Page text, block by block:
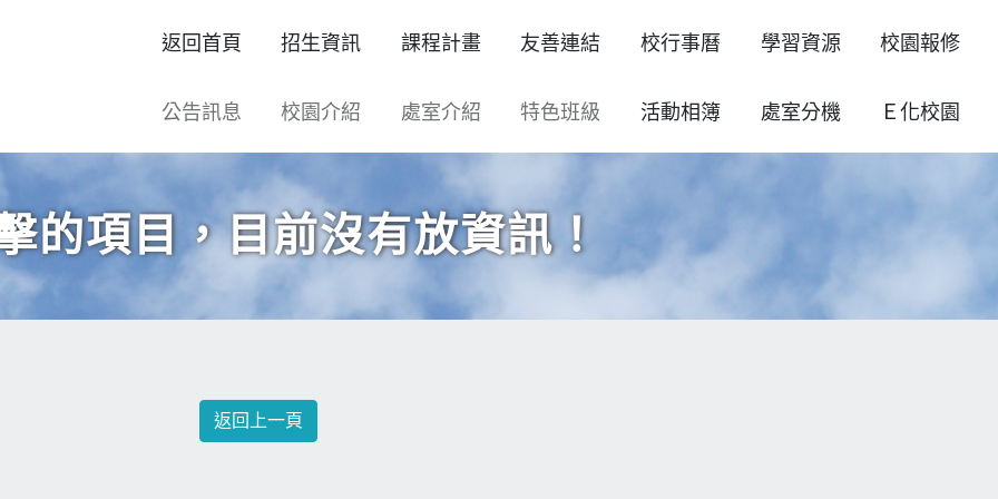
返回首頁 招生資訊 課程計畫 友善連結 校行事曆 學習資源 校園報修
公告訊息 校園介紹 處室介紹 特色班級 活動相簿 處室分機 Ｅ化校園
的項目，目前沒有放資訊！
返回上一頁